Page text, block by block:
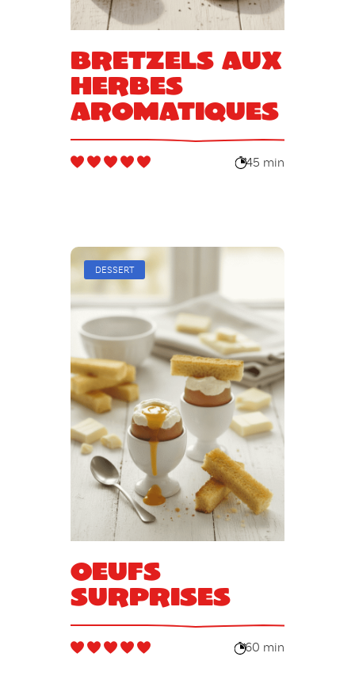
Bretzels aux
herbes
aromatiques
45 min
DESSERT
Oeufs
surprises
60 min